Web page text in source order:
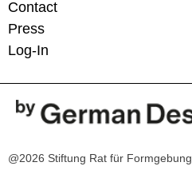
Contact
Press
Log-In
@2026 Stiftung Rat für Formgebung